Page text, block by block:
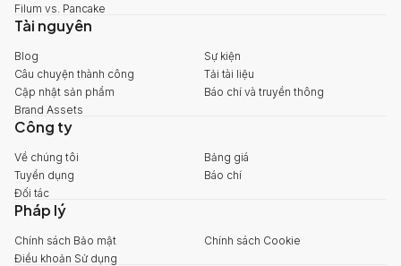
Filum vs. Pancake
Tài nguyên
Blog
Sự kiện
Câu chuyện thành công
Tải tài liệu
Cập nhật sản phẩm
Báo chí và truyền thông
Brand Assets
Công ty
Về chúng tôi
Bảng giá
Tuyển dụng
Báo chí
Đối tác
Pháp lý
Chính sách Bảo mật
Chính sách Cookie
Điều khoản Sử dụng